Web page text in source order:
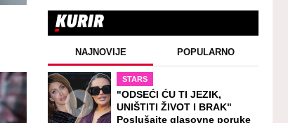
NAJNOVIJE POPULARNO
STARS
"ODSEĆI ĆU TI JEZIK,
UNIŠTITI ŽIVOT I BRAK"
Poslušajte glasovne poruke